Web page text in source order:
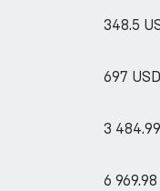
348.5
697 USD
3
6